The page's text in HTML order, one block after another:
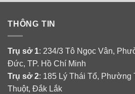
THÔNG TIN
Trụ sở 1: 234/3 Tô Ngọc Vân,
Đức, TP. Hồ Chí Minh
Trụ sở 2: 185 Lý Thái Tổ, Phường
Thuột, Đắk Lắk